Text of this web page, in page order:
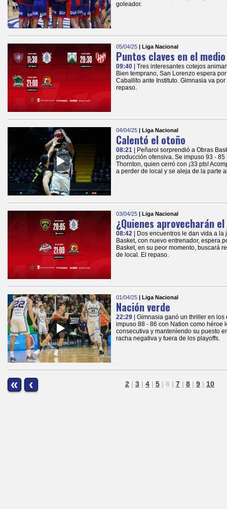
goleador.
05/04/25 | Liga Nacional
Puntos claves en el medio
09:40
| Tres interesantes cotejos
Bien temprano, San Lorenzo espera
Caballito ante Instituto. Gimnasia va
repaso.
04/04/25 | Liga Nacional
Calentó el otoño
08:21
| Peñarol sorprendió a Obras
producción ofensiva. Se impuso 93 -
Thornton, quien cerró con ¡33 pts!
a perder de local y se aleja de la parte
03/04/25 | Liga Nacional
¿Quienes aprovecharán
08:42
| Dos encuentros le dan vida a
Basket, con nuevo entrenador, espera
Basket, en su peor momento, buscará
de local. El repaso.
01/04/25 | Liga Nacional
Nación verde
22:29
| Gimnasia ganó un thriller en
impuso 88 - 86 con Nation como héroe
consecutiva y manteniendo su puesto
racha negativa y fuera de los playoffs.
« ‹ 2 | 3 | 4 | 5 | 6 | 7 | 8 | 9 | 10